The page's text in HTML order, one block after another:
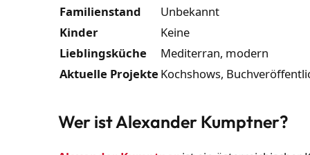
Familienstand
Unbekannt
Kinder
Keine
Lieblingsküche
Mediterran, modern
Aktuelle Projekte Kochshows,
Wer ist Alexander Kumptner?